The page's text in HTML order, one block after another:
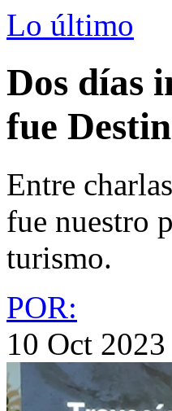
Lo último
Dos días
fue
Entre
fue nuestro
turismo.
POR:
10 Oct 2023